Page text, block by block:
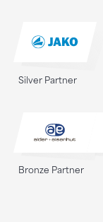
Silver Partner
Bronze Partner